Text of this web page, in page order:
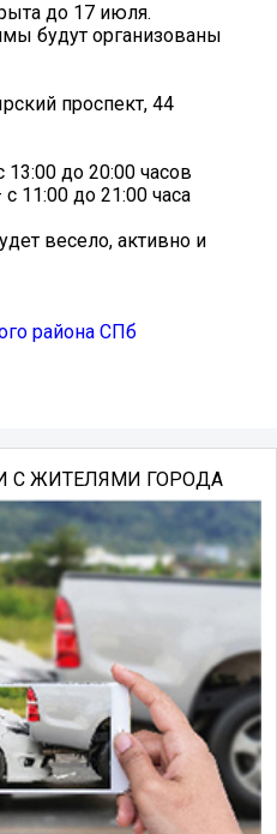
до 17 июля.
будут организованы
проспект, 44
13:00 до 20:00 часов
11:00 до 21:00 часа
весело, активно и
района СПб
С ЖИТЕЛЯМИ ГОРОДА